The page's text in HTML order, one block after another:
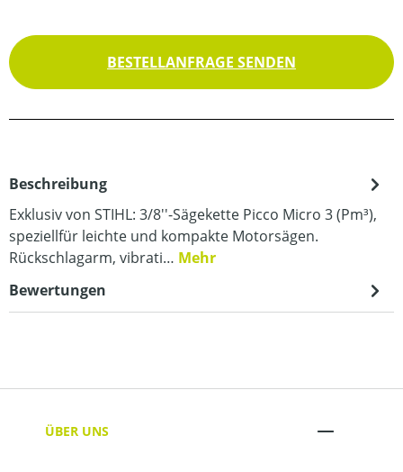
BESTELLANFRAGE SENDEN
Beschreibung
Exklusiv von STIHL: 3/8''-Sägekette Picco Micro 3 (Pm³),
speziellfür leichte und kompakte Motorsägen.
Rückschlagarm, vibrati… Mehr
Bewertungen
ÜBER UNS